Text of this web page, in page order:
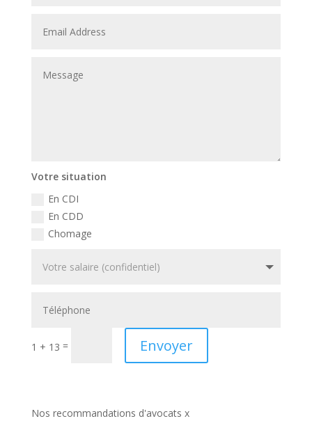
Votre situation
En CDI
En CDD
Chomage
1 + 13 = Envoyer
Nos recommandations d'avocats x